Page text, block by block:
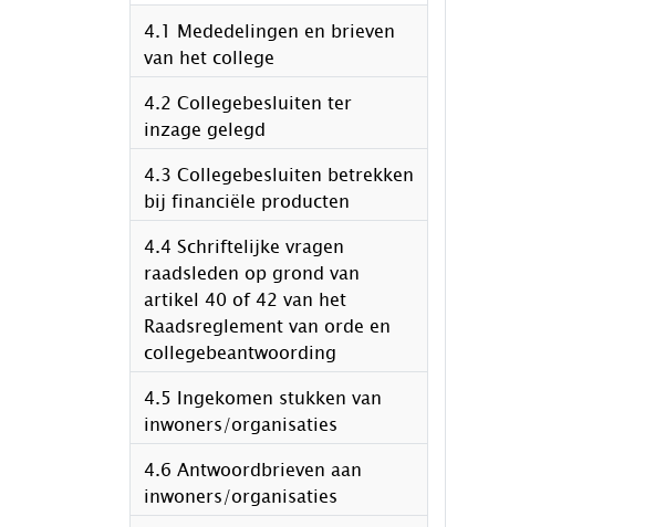
4.1 Mededelingen en brieven
van het college
4.2 Collegebesluiten ter
inzage gelegd
4.3 Collegebesluiten betrekken
bij financiële producten
4.4 Schriftelijke vragen
raadsleden op grond van
artikel 40 of 42 van het
Raadsreglement van orde en
collegebeantwoording
4.5 Ingekomen stukken van
inwoners/organisaties
4.6 Antwoordbrieven aan
inwoners/organisaties